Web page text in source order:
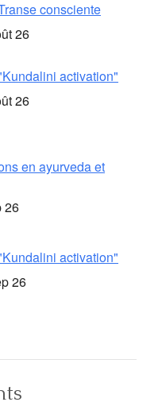
consciente
26
activation"
26
en ayurveda et
26
activation"
26